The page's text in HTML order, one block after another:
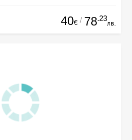
40€ / 78.23
лв.